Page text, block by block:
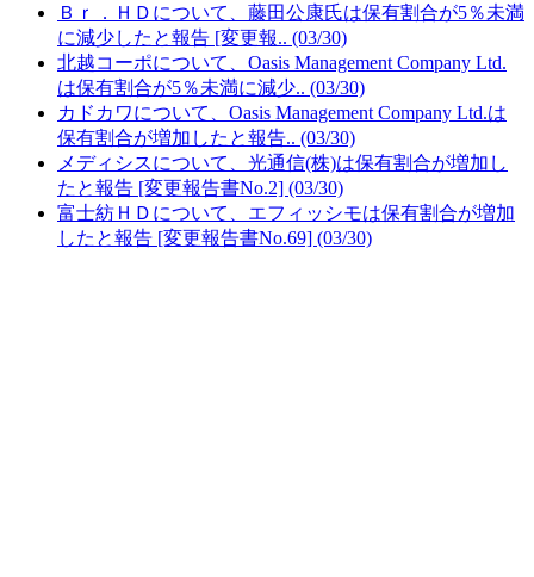
Ｂｒ．ＨＤについて、藤田公康氏は保有割合が5％未満
に減少したと報告 [変更報.. (03/30)
北越コーポについて、Oasis Management Company Ltd.
は保有割合が5％未満に減少.. (03/30)
カドカワについて、Oasis Management Company Ltd.は
保有割合が増加したと報告.. (03/30)
メディシスについて、光通信(株)は保有割合が増加し
たと報告 [変更報告書No.2] (03/30)
富士紡ＨＤについて、エフィッシモは保有割合が増加
したと報告 [変更報告書No.69] (03/30)